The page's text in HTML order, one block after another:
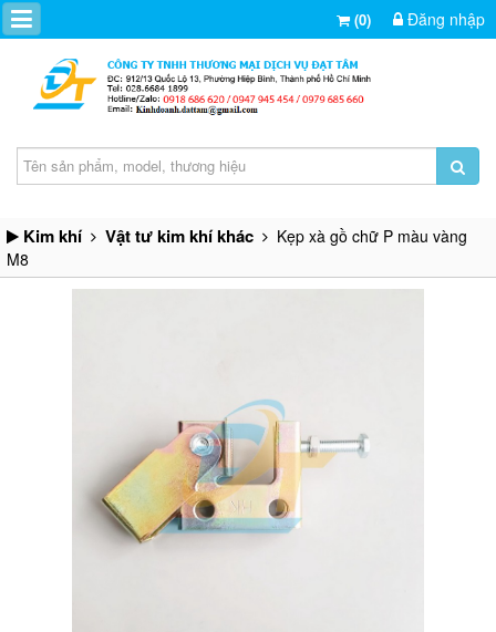
(0) Đăng nhập
Kim khí Vật tư kim khí khác
Kẹp xà gồ chữ P màu vàng
M8